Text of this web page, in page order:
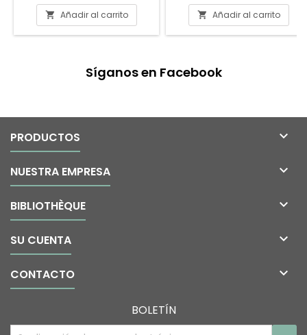
 Añadir al carrito  Añadir al carrito
Síganos en Facebook
PRODUCTOS 
NUESTRA EMPRESA 
BIBLIOTHÈQUE 
SU CUENTA 
CONTACTO 
BOLETÍN